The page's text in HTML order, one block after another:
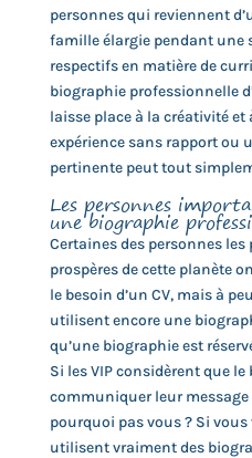
personnes qui reviennent
famille élargie pendant une
respectifs en matière de
biographie professionnelle
laisse place à la créativité et
expérience sans rapport ou
pertinente peut tout
Les personnes
une biographie
Certaines des personnes
prospères de cette planète
le besoin d’un CV, mais à
utilisent encore une
qu’une biographie est
Si les VIP considèrent que
communiquer leur
pourquoi pas vous ? Si vous
utilisent vraiment des